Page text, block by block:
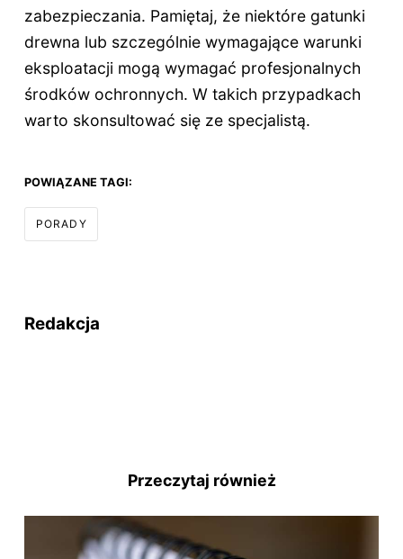
zabezpieczania. Pamiętaj, że niektóre gatunki
drewna lub szczególnie wymagające warunki
eksploatacji mogą wymagać profesjonalnych
środków ochronnych. W takich przypadkach
warto skonsultować się ze specjalistą.
POWIĄZANE TAGI:
PORADY
Redakcja
Przeczytaj również